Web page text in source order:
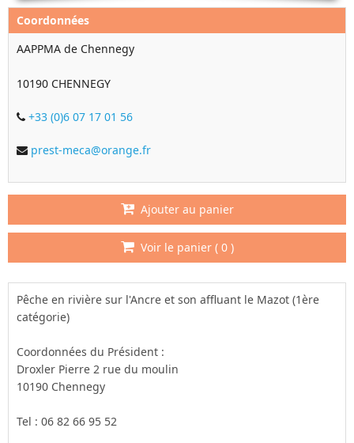
Coordonnées
AAPPMA de Chennegy
10190 CHENNEGY
+33 (0)6 07 17 01 56
prest-meca@orange.fr
Ajouter au panier
Voir le panier ( 0)
Pêche en rivière sur l'Ancre et son affluant le Mazot (1ère
catégorie)
Coordonnées du Président :
Droxler Pierre 2 rue du moulin
10190 Chennegy
Tel : 06 82 66 95 52